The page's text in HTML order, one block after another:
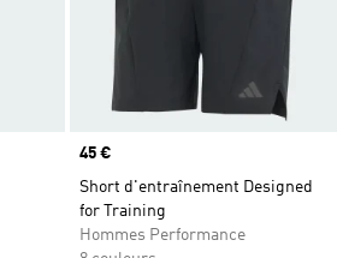
Prix
45 €
Short d'entraînement Designed
for Training
Hommes Performance